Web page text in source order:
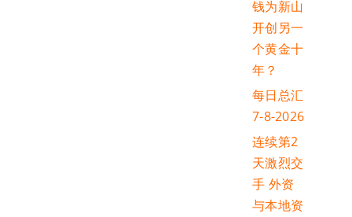
钱为新山
开创另一
个黄金十
年？
每日总汇
7-8-2026
连续第2
天激烈交
手 外资
与本地资